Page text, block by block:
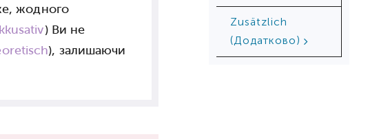
жодного
) Ви не
), залишаючи
Zusätzlich
(Додатково)